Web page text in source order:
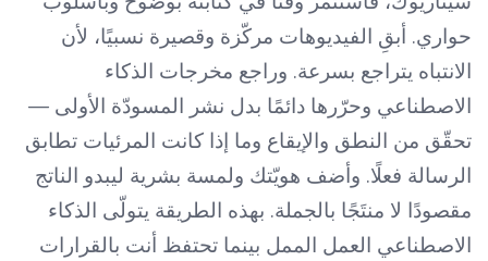
حواري. أبقِ الفيديوهات مركّزة وقصيرة نسبيًا، لأن
الانتباه يتراجع بسرعة. وراجع مخرجات الذكاء
الاصطناعي وحرّرها دائمًا بدل نشر المسودّة الأولى —
تحقّق من النطق والإيقاع وما إذا كانت المرئيات تطابق
الرسالة فعلًا. وأضف هويّتك ولمسة بشرية ليبدو الناتج
مقصودًا لا منتَجًا بالجملة. بهذه الطريقة يتولّى الذكاء
الاصطناعي العمل الممل بينما تحتفظ أنت بالقرارات